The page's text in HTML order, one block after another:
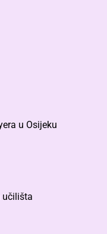
u Osijeku
učilišta